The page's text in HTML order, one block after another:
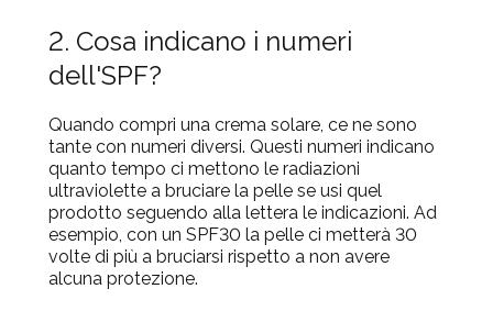
2. Cosa indicano i numeri
dell'SPF?
Quando compri una crema solare, ce ne sono
tante con numeri diversi. Questi numeri indicano
quanto tempo ci mettono le radiazioni
ultraviolette a bruciare la pelle se usi quel
prodotto seguendo alla lettera le indicazioni. Ad
esempio, con un SPF30 la pelle ci metterà 30
volte di più a bruciarsi rispetto a non avere
alcuna protezione.